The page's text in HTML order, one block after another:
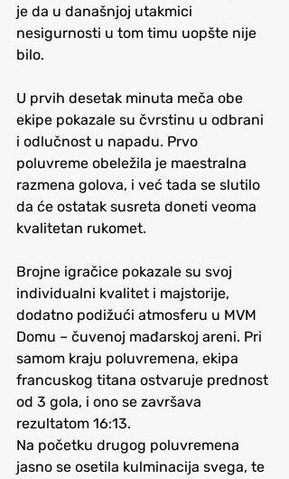
je da u današnjoj utakmici
nesigurnosti u tom timu uopšte nije
bilo.
U prvih desetak minuta meča obe
ekipe pokazale su čvrstinu u odbrani
i odlučnost u napadu. Prvo
poluvreme obeležila je maestralna
razmena golova, i već tada se slutilo
da će ostatak susreta doneti veoma
kvalitetan rukomet.
Brojne igračice pokazale su svoj
individualni kvalitet i majstorije,
dodatno podižući atmosferu u MVM
Domu – čuvenoj mađarskoj areni. Pri
samom kraju poluvremena, ekipa
francuskog titana ostvaruje prednost
od 3 gola, i ono se završava
rezultatom 16:13.
Na početku drugog poluvremena
jasno se osetila kulminacija svega, te